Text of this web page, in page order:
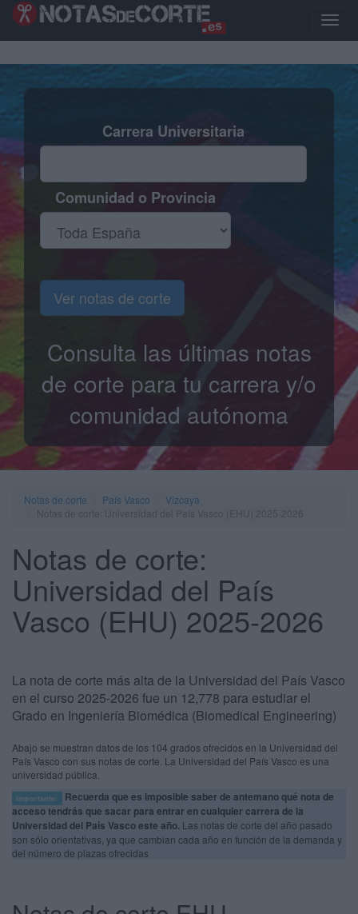
Pasar
Toggle
Carrera Universitaria
Comunidad o Provincia
Ver notas de corte
Consulta las últimas notas
de corte para tu carrera y/o
comunidad autónoma
Notas de corte País Vasco
Vizcaya
Notas de corte:
Universidad del País
Vasco (EHU) 2025-2026
La nota de corte más alta de la Universidad del País Vasco
en el curso 2025-2026 fue un 12,778 para estudiar el
Grado en Ingeniería Biomédica (Biomedical Engineering)
Abajo se muestran datos de los 104 grados ofrecidos en la Universidad del
País Vasco con sus notas de corte. La Universidad del País Vasco es una
universidad pública.
Importante:
Recuerda que es imposible saber de antemano qué nota de
acceso tendrás que sacar para entrar en cualquier carrera de la
Universidad del País Vasco este año. Las notas de corte del año pasado
son sólo orientativas, ya que cambian cada año en función de la demanda y
del número de plazas ofrecidas